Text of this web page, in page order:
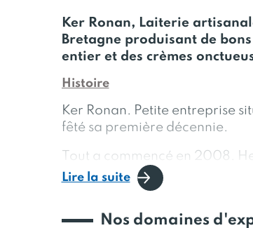
Ker Ronan, Laiterie
Bretagne produisant de
entier et des crèmes
Histoire
Ker Ronan. Petite entreprise
fêté sa première décennie.
Tout a commencé en 2008.
job d'informaticien à l'INRA
indépendant pour reprendre
ses 25 vaches laitières, Hervé
Lire la suite
Nos domaines